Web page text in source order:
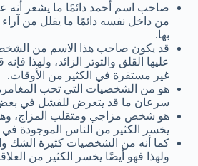
صاحب اسم أحمد دائمًا ما يشعر أنه
من داخل نفسه دائمًا ما يقلل من آراء
بها.
قد يكون صاحب هذا الاسم من
عليها القلق والتوتر الزائد، ولهذا
غير مستقرة في الكثير من الأوقات.
هو من الشخصيات التي تحب المغامرة
سرعان ما قد يتعرض للفشل في
هو شخص مزاجي ومتقلب المزاج،
يخسر الكثير من الناس الموجودة في
كما أنه من الشخصيات كثيرة الشك
ولهذا فهو أيضًا يخسر الكثير من